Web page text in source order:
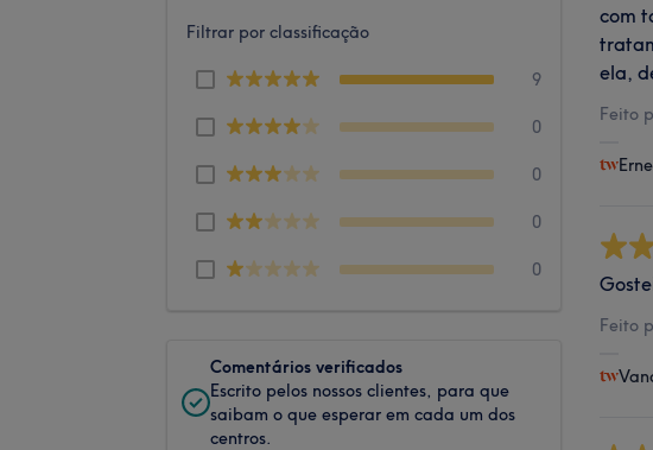
Filtrar por classificação
9
0
0
0
0
Comentários verificados
Escrito pelos nossos clientes, para que
saibam o que esperar em cada um dos
centros.
com
ela,
Feito
Feito